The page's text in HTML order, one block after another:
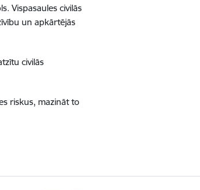
Vispasaules civilās
un apkārtējās
civilās
riskus, mazināt to